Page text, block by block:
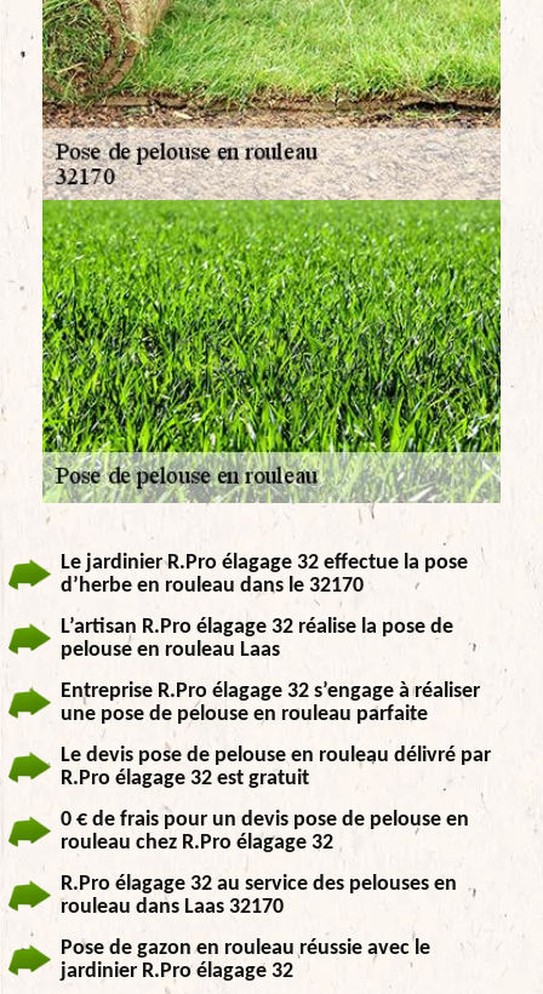
Le jardinier R.Pro élagage 32 effectue la pose
d’herbe en rouleau dans le 32170
L’artisan R.Pro élagage 32 réalise la pose de
pelouse en rouleau Laas
Entreprise R.Pro élagage 32 s’engage à réaliser
une pose de pelouse en rouleau parfaite
Le devis pose de pelouse en rouleau délivré par
R.Pro élagage 32 est gratuit
0 € de frais pour un devis pose de pelouse en
rouleau chez R.Pro élagage 32
R.Pro élagage 32 au service des pelouses en
rouleau dans Laas 32170
Pose de gazon en rouleau réussie avec le
jardinier R.Pro élagage 32